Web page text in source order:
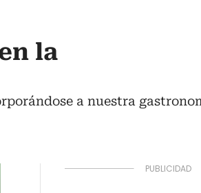
la
a nuestra